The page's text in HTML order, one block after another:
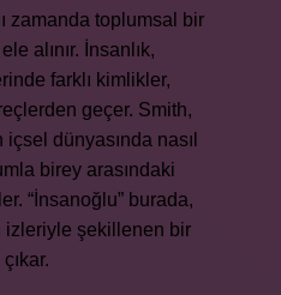
zamanda toplumsal bir
alınır. İnsanlık,
farklı kimlikler,
geçer. Smith,
dünyasında nasıl
birey arasındaki
“İnsanoğlu” burada,
şekillenen bir